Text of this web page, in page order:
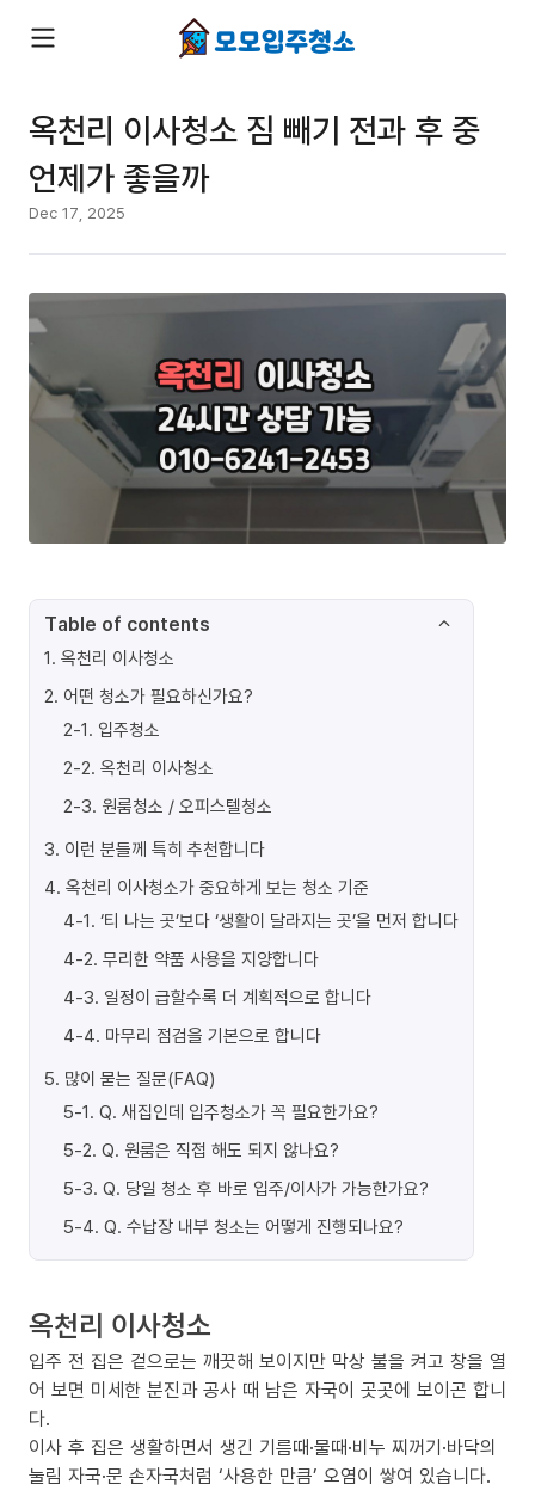
옥천리 이사청소 짐 빼기 전과 후 중
언제가 좋을까
Dec 17, 2025
Table of contents
1. 옥천리 이사청소
2. 어떤 청소가 필요하신가요?
2-1. 입주청소
2-2. 옥천리 이사청소
2-3. 원룸청소 / 오피스텔청소
3. 이런 분들께 특히 추천합니다
4. 옥천리 이사청소가 중요하게 보는 청소 기준
4-1. ‘티 나는 곳’보다 ‘생활이 달라지는 곳’을 먼저 합니다
4-2. 무리한 약품 사용을 지양합니다
4-3. 일정이 급할수록 더 계획적으로 합니다
4-4. 마무리 점검을 기본으로 합니다
5. 많이 묻는 질문(FAQ)
5-1. Q. 새집인데 입주청소가 꼭 필요한가요?
5-2. Q. 원룸은 직접 해도 되지 않나요?
5-3. Q. 당일 청소 후 바로 입주/이사가 가능한가요?
5-4. Q. 수납장 내부 청소는 어떻게 진행되나요?
옥천리 이사청소
입주 전 집은 겉으로는 깨끗해 보이지만 막상 불을 켜고 창을 열
어 보면 미세한 분진과 공사 때 남은 자국이 곳곳에 보이곤 합니
다.
이사 후 집은 생활하면서 생긴 기름때·물때·비누 찌꺼기·바닥의
눌림 자국·문 손자국처럼 ‘사용한 만큼’ 오염이 쌓여 있습니다.